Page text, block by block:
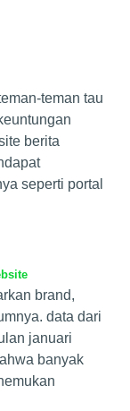
teman tau
berita
seperti portal
brand,
data dari
januari
banyak